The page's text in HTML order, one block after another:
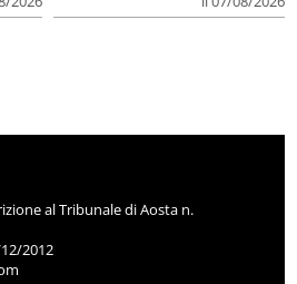
al Tribunale di Aosta n.
2012